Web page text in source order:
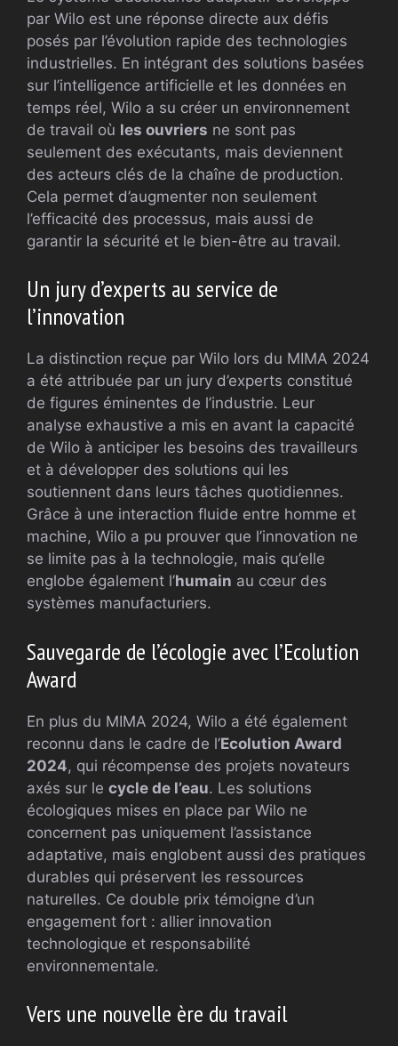
par Wilo est une réponse directe aux défis
posés par l’évolution rapide des technologies
industrielles. En intégrant des solutions basées
sur l’intelligence artificielle et les données en
temps réel, Wilo a su créer un environnement
de travail où les ouvriers ne sont pas
seulement des exécutants, mais deviennent
des acteurs clés de la chaîne de production.
Cela permet d’augmenter non seulement
l’efficacité des processus, mais aussi de
garantir la sécurité et le bien-être au travail.
Un jury d’experts au service de
l’innovation
La distinction reçue par Wilo lors du MIMA 2024
a été attribuée par un jury d’experts constitué
de figures éminentes de l’industrie. Leur
analyse exhaustive a mis en avant la capacité
de Wilo à anticiper les besoins des travailleurs
et à développer des solutions qui les
soutiennent dans leurs tâches quotidiennes.
Grâce à une interaction fluide entre homme et
machine, Wilo a pu prouver que l’innovation ne
se limite pas à la technologie, mais qu’elle
englobe également l’humain au cœur des
systèmes manufacturiers.
Sauvegarde de l’écologie avec l’Ecolution
Award
En plus du MIMA 2024, Wilo a été également
reconnu dans le cadre de l’Ecolution Award
2024, qui récompense des projets novateurs
axés sur le cycle de l’eau. Les solutions
écologiques mises en place par Wilo ne
concernent pas uniquement l’assistance
adaptative, mais englobent aussi des pratiques
durables qui préservent les ressources
naturelles. Ce double prix témoigne d’un
engagement fort : allier innovation
technologique et responsabilité
environnementale.
Vers une nouvelle ère du travail